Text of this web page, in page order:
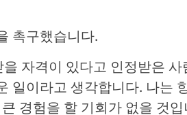
촉구했습니다.
자격이 있다고 인정받은 사
일이라고 생각합니다. 나는
경험을 할 기회가 없을 것입